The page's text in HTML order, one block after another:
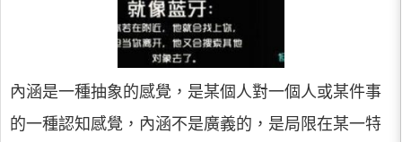
內涵是一種抽象的感覺，是某個人對一個人或某件事
的一種認知感覺，內涵不是廣義的，是局限在某一特